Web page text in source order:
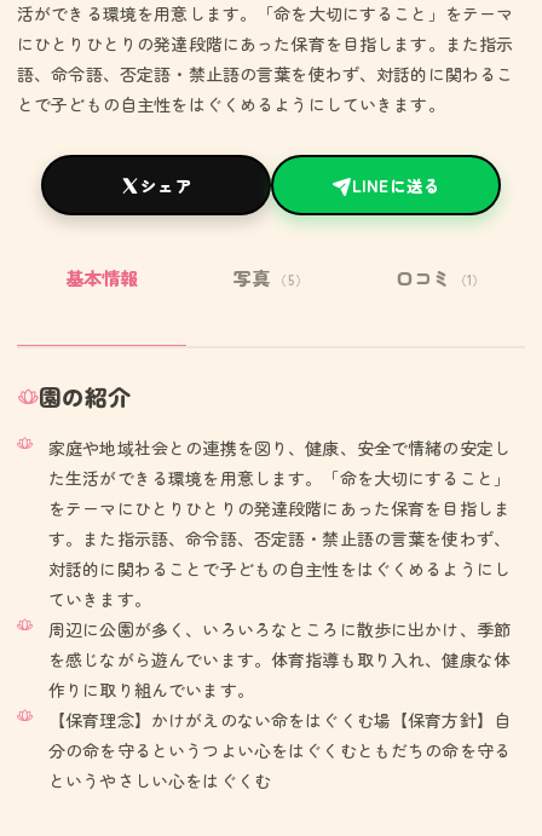
活ができる環境を用意します。「命を大切にすること」をテーマ
にひとりひとりの発達段階にあった保育を目指します。また指示
語、命令語、否定語・禁止語の言葉を使わず、対話的に関わるこ
とで子どもの自主性をはぐくめるようにしていきます。
シェア LINEに送る
基本情報 写真 （5） 口コミ （1）
園の紹介
家庭や地域社会との連携を図り、健康、安全で情緒の安定し
た生活ができる環境を用意します。「命を大切にすること」
をテーマにひとりひとりの発達段階にあった保育を目指しま
す。また指示語、命令語、否定語・禁止語の言葉を使わず、
対話的に関わることで子どもの自主性をはぐくめるようにし
ていきます。
周辺に公園が多く、いろいろなところに散歩に出かけ、季節
を感じながら遊んでいます。体育指導も取り入れ、健康な体
作りに取り組んでいます。
【保育理念】かけがえのない命をはぐくむ場【保育方針】自
分の命を守るというつよい心をはぐくむともだちの命を守る
というやさしい心をはぐくむ